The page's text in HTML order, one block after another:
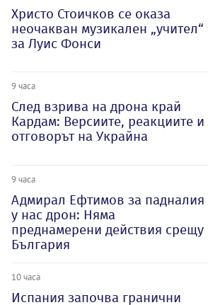
Христо Стоичков се оказа
неочакван музикален „учител“
за Луис Фонси
9 часа
След взрива на дрона край
Кардам: Версиите, реакциите и
отговорът на Украйна
9 часа
Адмирал Ефтимов за падналия
у нас дрон: Няма
преднамерени действия срещу
България
10 часа
Испания започва гранични